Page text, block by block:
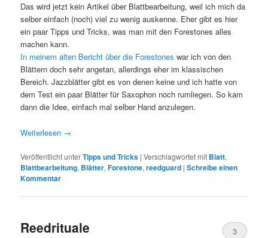
Das wird jetzt kein Artikel über Blattbearbeitung, weil ich mich da
selber einfach (noch) viel zu wenig auskenne. Eher gibt es hier
ein paar Tipps und Tricks, was man mit den Forestones alles
machen kann.
In meinem alten Bericht über die Forestoneswar ich von den
Blättern doch sehr angetan, allerdings eher im klassischen
Bereich. Jazzblätter gibt es von denen keine und ich hatte von
dem Test ein paar Blätter für Saxophon noch rumliegen. So kam
dann die Idee, einfach mal selber Hand anzulegen.
Weiterlesen →
Veröffentlicht unterTipps und Tricks |Verschlagwortet mit Blatt,
Blattbearbeitung, Blätter,Forestone,reedguard |Schreibe einen
Kommentar
Reedrituale 3